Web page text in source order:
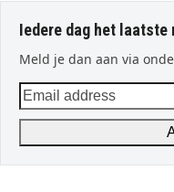
Iedere dag het laatste
Meld je dan aan via
Email
address